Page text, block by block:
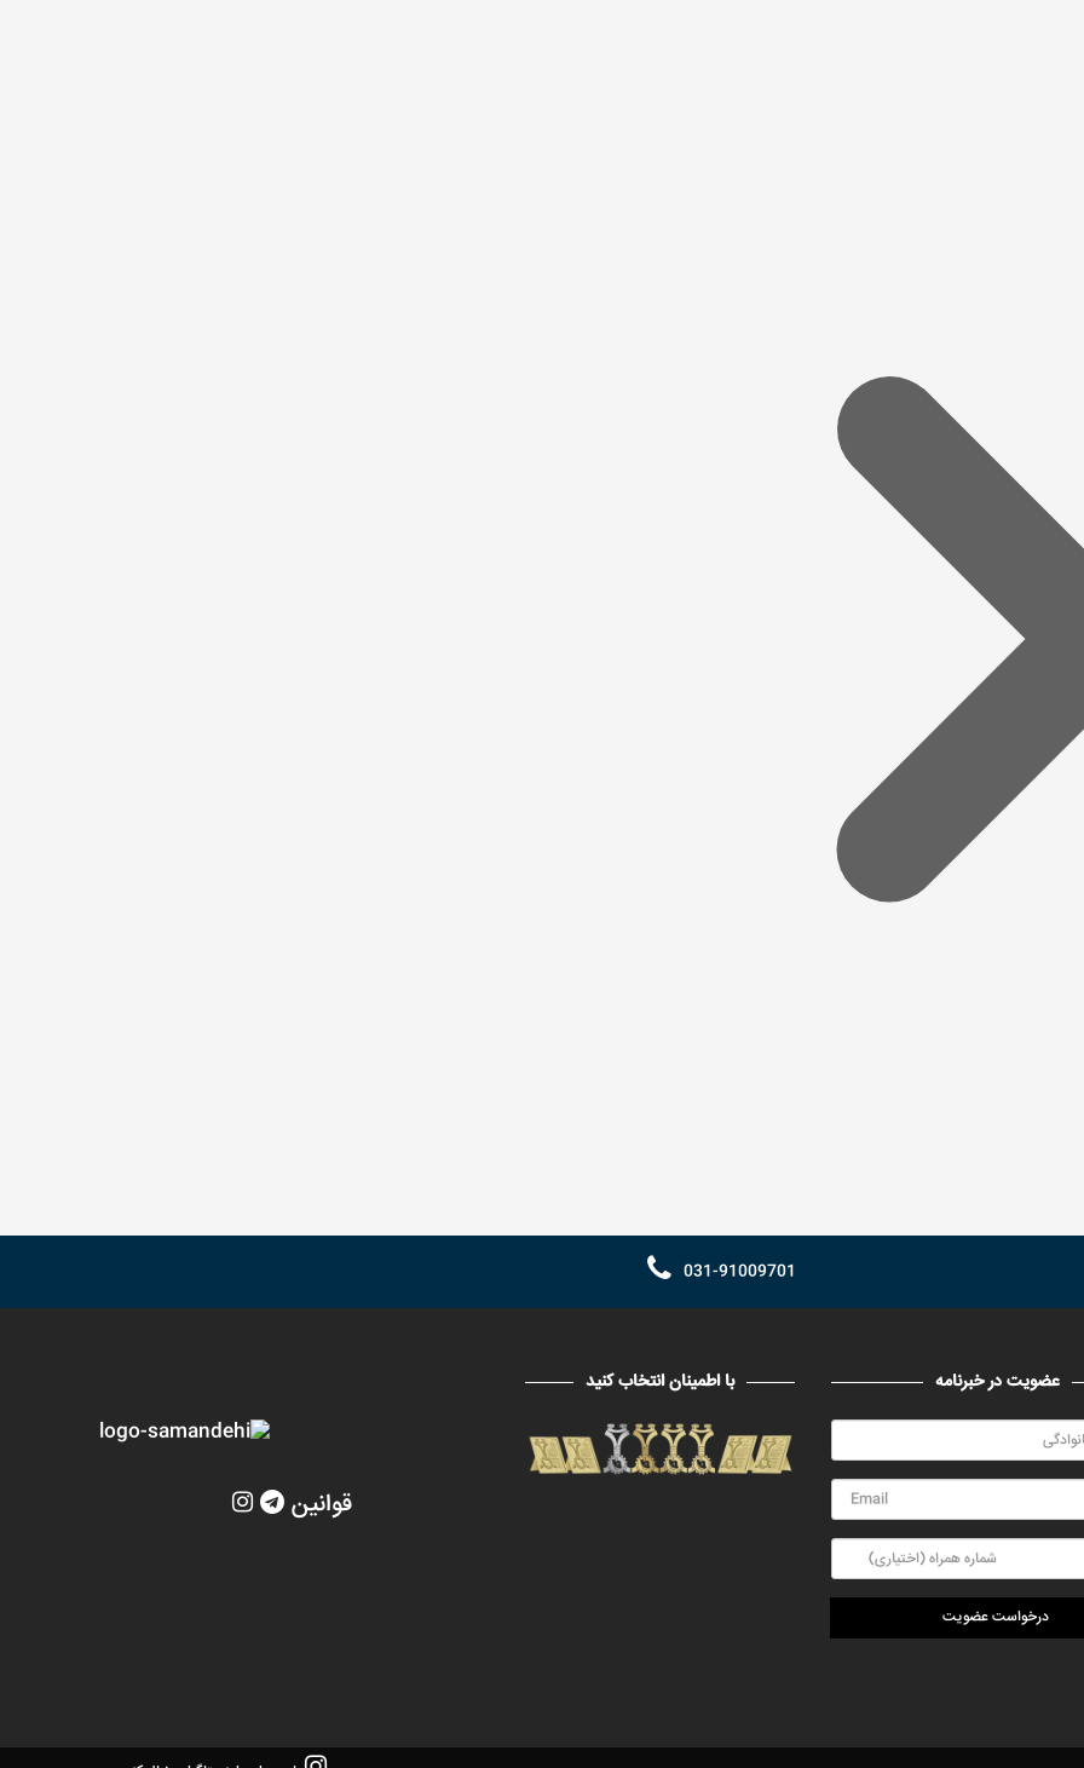
031-91009701
عضویت در خبرنامه
درخواست عضویت
با اطمینان انتخاب کنید
قوانین